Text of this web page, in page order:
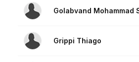
Golabvand Mohammad
Grippi Thiago